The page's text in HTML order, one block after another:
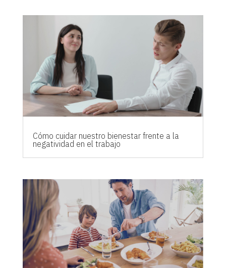
Cómo cuidar nuestro bienestar frente a la
negatividad en el trabajo